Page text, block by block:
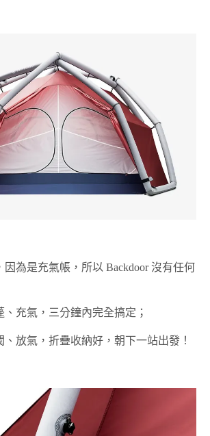
為是充氣帳，所以 Backdoor 沒有任何
充氣，三分鐘內完全搞定；
放氣，折疊收納好，朝下一站出發！